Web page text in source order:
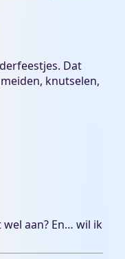
Dat
knutselen,
aan? En… wil ik